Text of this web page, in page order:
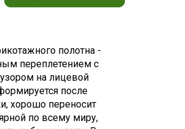
полотна -
переплетением с
на лицевой
после
хорошо переносит
по всему миру,